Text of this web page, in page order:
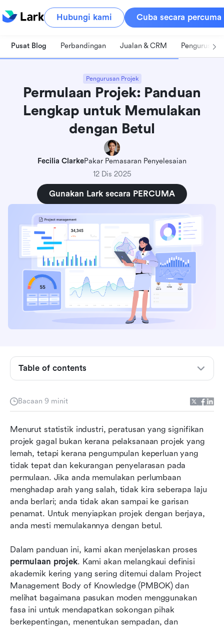
Hubungi kami Cuba secara percuma
Pusat Blog Perbandingan Jualan & CRM Pengurusan
Pengurusan Projek
Permulaan Projek: Panduan
Lengkap untuk Memulakan
dengan Betul
Fecilia ClarkePakar Pemasaran Penyelesaian
12 Dis 2025
Gunakan Lark secara PERCUMA
Bacaan 9 minit
Menurut statistik industri, peratusan yang signifikan
projek gagal bukan kerana pelaksanaan projek yang
lemah, tetapi kerana pengumpulan keperluan yang
tidak tepat dan kekurangan penyelarasan pada
permulaan. Jika anda memulakan perlumbaan
menghadap arah yang salah, tidak kira seberapa laju
anda berlari; anda tidak akan sampai ke garisan
penamat. Untuk menyiapkan projek dengan berjaya,
anda mesti memulakannya dengan betul.
permulaan projek. Kami akan melangkaui definisi
akademik kering yang sering ditemui dalam Project
Management Body of Knowledge (PMBOK) dan
melihat bagaimana pasukan moden menggunakan
fasa ini untuk mendapatkan sokongan pihak
berkepentingan, menentukan sempadan, dan
Table of contents
Apakah permulaan projek?
Permulaan projek vs. perancangan projek:
apakah perbezaannya?
Kepentingan fasa permulaan projek
Analisis mendalam: Komponen penting dalam
piagam projek
Lark
permulaan
Senarai semak untuk pelancaran yang berjaya
Kesimpulan
Soalan Lazim
Bacaan berkaitan